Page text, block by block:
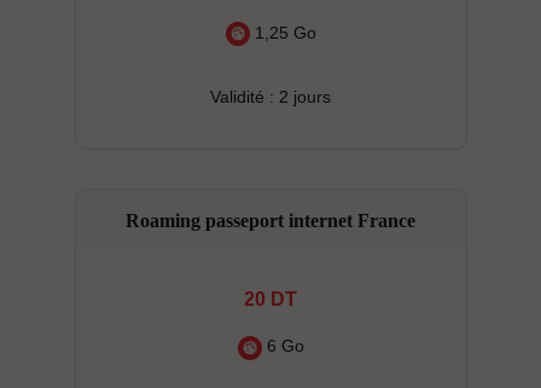
1,25 Go
Validité : 2 jours
Roaming passeport internet France
20 DT
6 Go